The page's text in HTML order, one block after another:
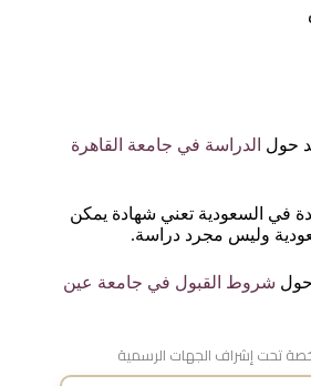
حول الدراسة في جامعة القاهرة
في السعودية تعني شهادة يمكن
وليس مجرد دراسة.
حول شروط القبول في جامعة عين
تحت إشراف الجهات الرسمية